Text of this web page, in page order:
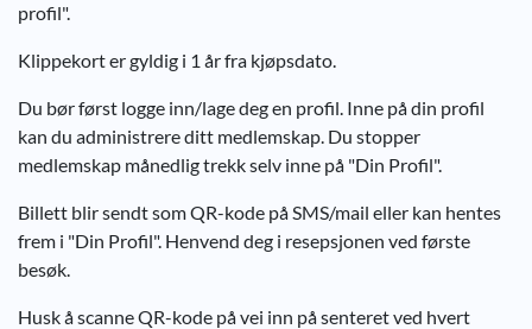
profil".
Klippekort er gyldig i 1 år fra kjøpsdato.
Du bør først logge inn/lage deg en profil. Inne på din profil
kan du administrere ditt medlemskap. Du stopper
medlemskap månedlig trekk selv inne på "Din Profil".
Billett blir sendt som QR-kode på SMS/mail eller kan hentes
frem i "Din Profil". Henvend deg i resepsjonen ved første
besøk.
Husk å scanne QR-kode på vei inn på senteret ved hvert